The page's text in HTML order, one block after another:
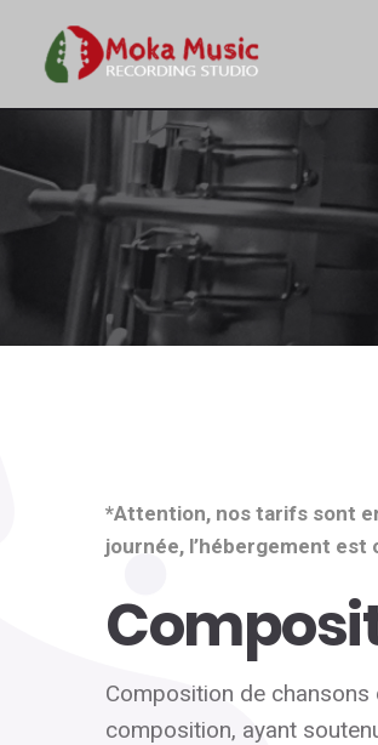
*Attention, nos tarifs sont
journée, l’hébergement
Composition de
composition, ayant